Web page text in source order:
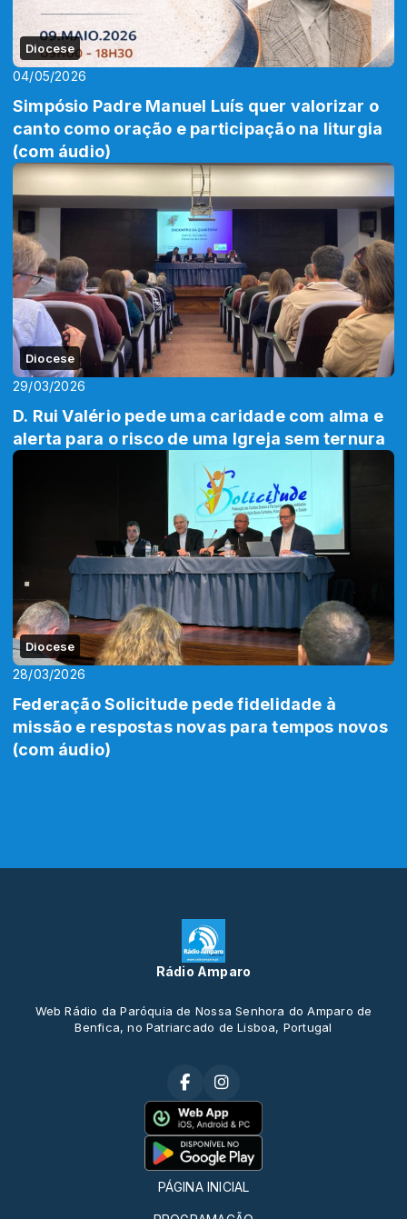
Diocese
04/05/2026
Simpósio Padre Manuel Luís quer valorizar o
canto como oração e participação na liturgia
(com áudio)
Diocese
29/03/2026
D. Rui Valério pede uma caridade com alma e
alerta para o risco de uma Igreja sem ternura
Diocese
28/03/2026
Federação Solicitude pede fidelidade à
missão e respostas novas para tempos novos
(com áudio)
Rádio Amparo
Web Rádio da Paróquia de Nossa Senhora do Amparo de
Benfica, no Patriarcado de Lisboa, Portugal
PÁGINA INICIAL